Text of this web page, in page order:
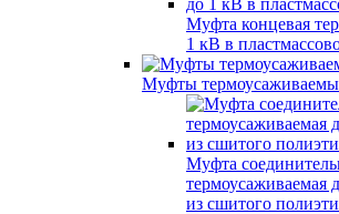
Муфта концевая
1 кВ в
Муфты
Муфта
термоусаживаемая
из сшитого